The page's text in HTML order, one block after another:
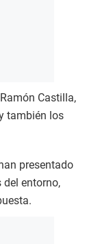
Castilla,
también los
presentado
entorno,